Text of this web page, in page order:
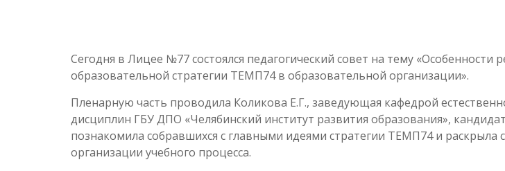
Сегодня в Лицее №77 состоялся педагогический совет на тему «Особенности
образовательной стратегии ТЕМП74 в образовательной организации».
Пленарную часть проводила Коликова Е.Г., заведующая кафедрой
дисциплин ГБУ ДПО «Челябинский институт развития образования»,
познакомила собравшихся с главными идеями стратегии ТЕМП74 и раскрыла
организации учебного процесса.